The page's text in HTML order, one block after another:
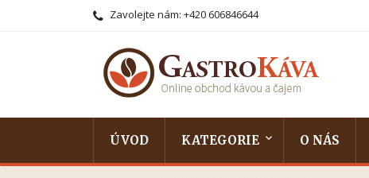
Zavolejte nám: +420 606846644
ÚVOD KATEGORIE O NÁS